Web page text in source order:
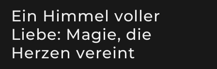
Ein Himmel voller
Liebe: Magie, die
Herzen vereint